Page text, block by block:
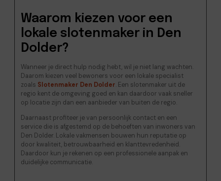
Waarom kiezen voor een
lokale slotenmaker in Den
Dolder?
Wanneer je direct hulp nodig hebt, wil je niet lang wachten.
Daarom kiezen veel bewoners voor een lokale specialist
zoals Slotenmaker Den Dolder. Een slotenmaker uit de
regio kent de omgeving goed en kan daardoor vaak sneller
op locatie zijn dan een aanbieder van buiten de regio.
Daarnaast profiteer je van persoonlijk contact en een
service die is afgestemd op de behoeften van inwoners van
Den Dolder. Lokale vakmensen bouwen hun reputatie op
door kwaliteit, betrouwbaarheid en klanttevredenheid.
Daardoor kun je rekenen op een professionele aanpak en
duidelijke communicatie.